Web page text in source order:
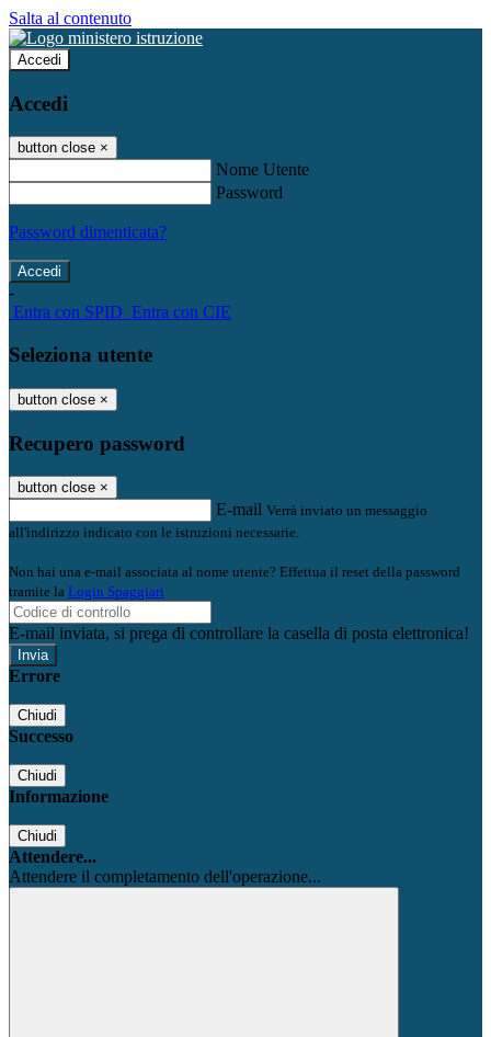
Salta al contenuto
Accedi
Accedi
button close ×
Nome Utente
Password
Password dimenticata?
-
Entra con SPID Entra con CIE
Seleziona utente
button close ×
Recupero password
button close ×
E-mail Verrà inviato un messaggio
all'indirizzo indicato con le istruzioni necessarie.
Non hai una e-mail associata al nome utente? Effettua il reset della password
tramite la Login Spaggiari
E-mail inviata, si prega di controllare la casella di posta elettronica!
Errore
Chiudi
Successo
Chiudi
Informazione
Chiudi
Attendere...
Attendere il completamento dell'operazione...